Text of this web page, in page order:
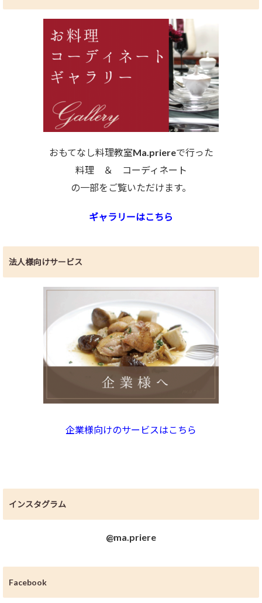
おもてなし料理教室Ma.priereで行った
料理 ＆ コーディネート
の一部をご覧いただけます。
ギャラリーはこちら
法人様向けサービス
企業様向けのサービスはこちら
インスタグラム
@ma.priere
Facebook